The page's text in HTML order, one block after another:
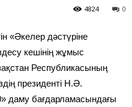
0
4824
«Әкелер дәстүріне
кешінің жұмыс
Республикасының
президенті Н.Ә.
даму бағдарламасындағы